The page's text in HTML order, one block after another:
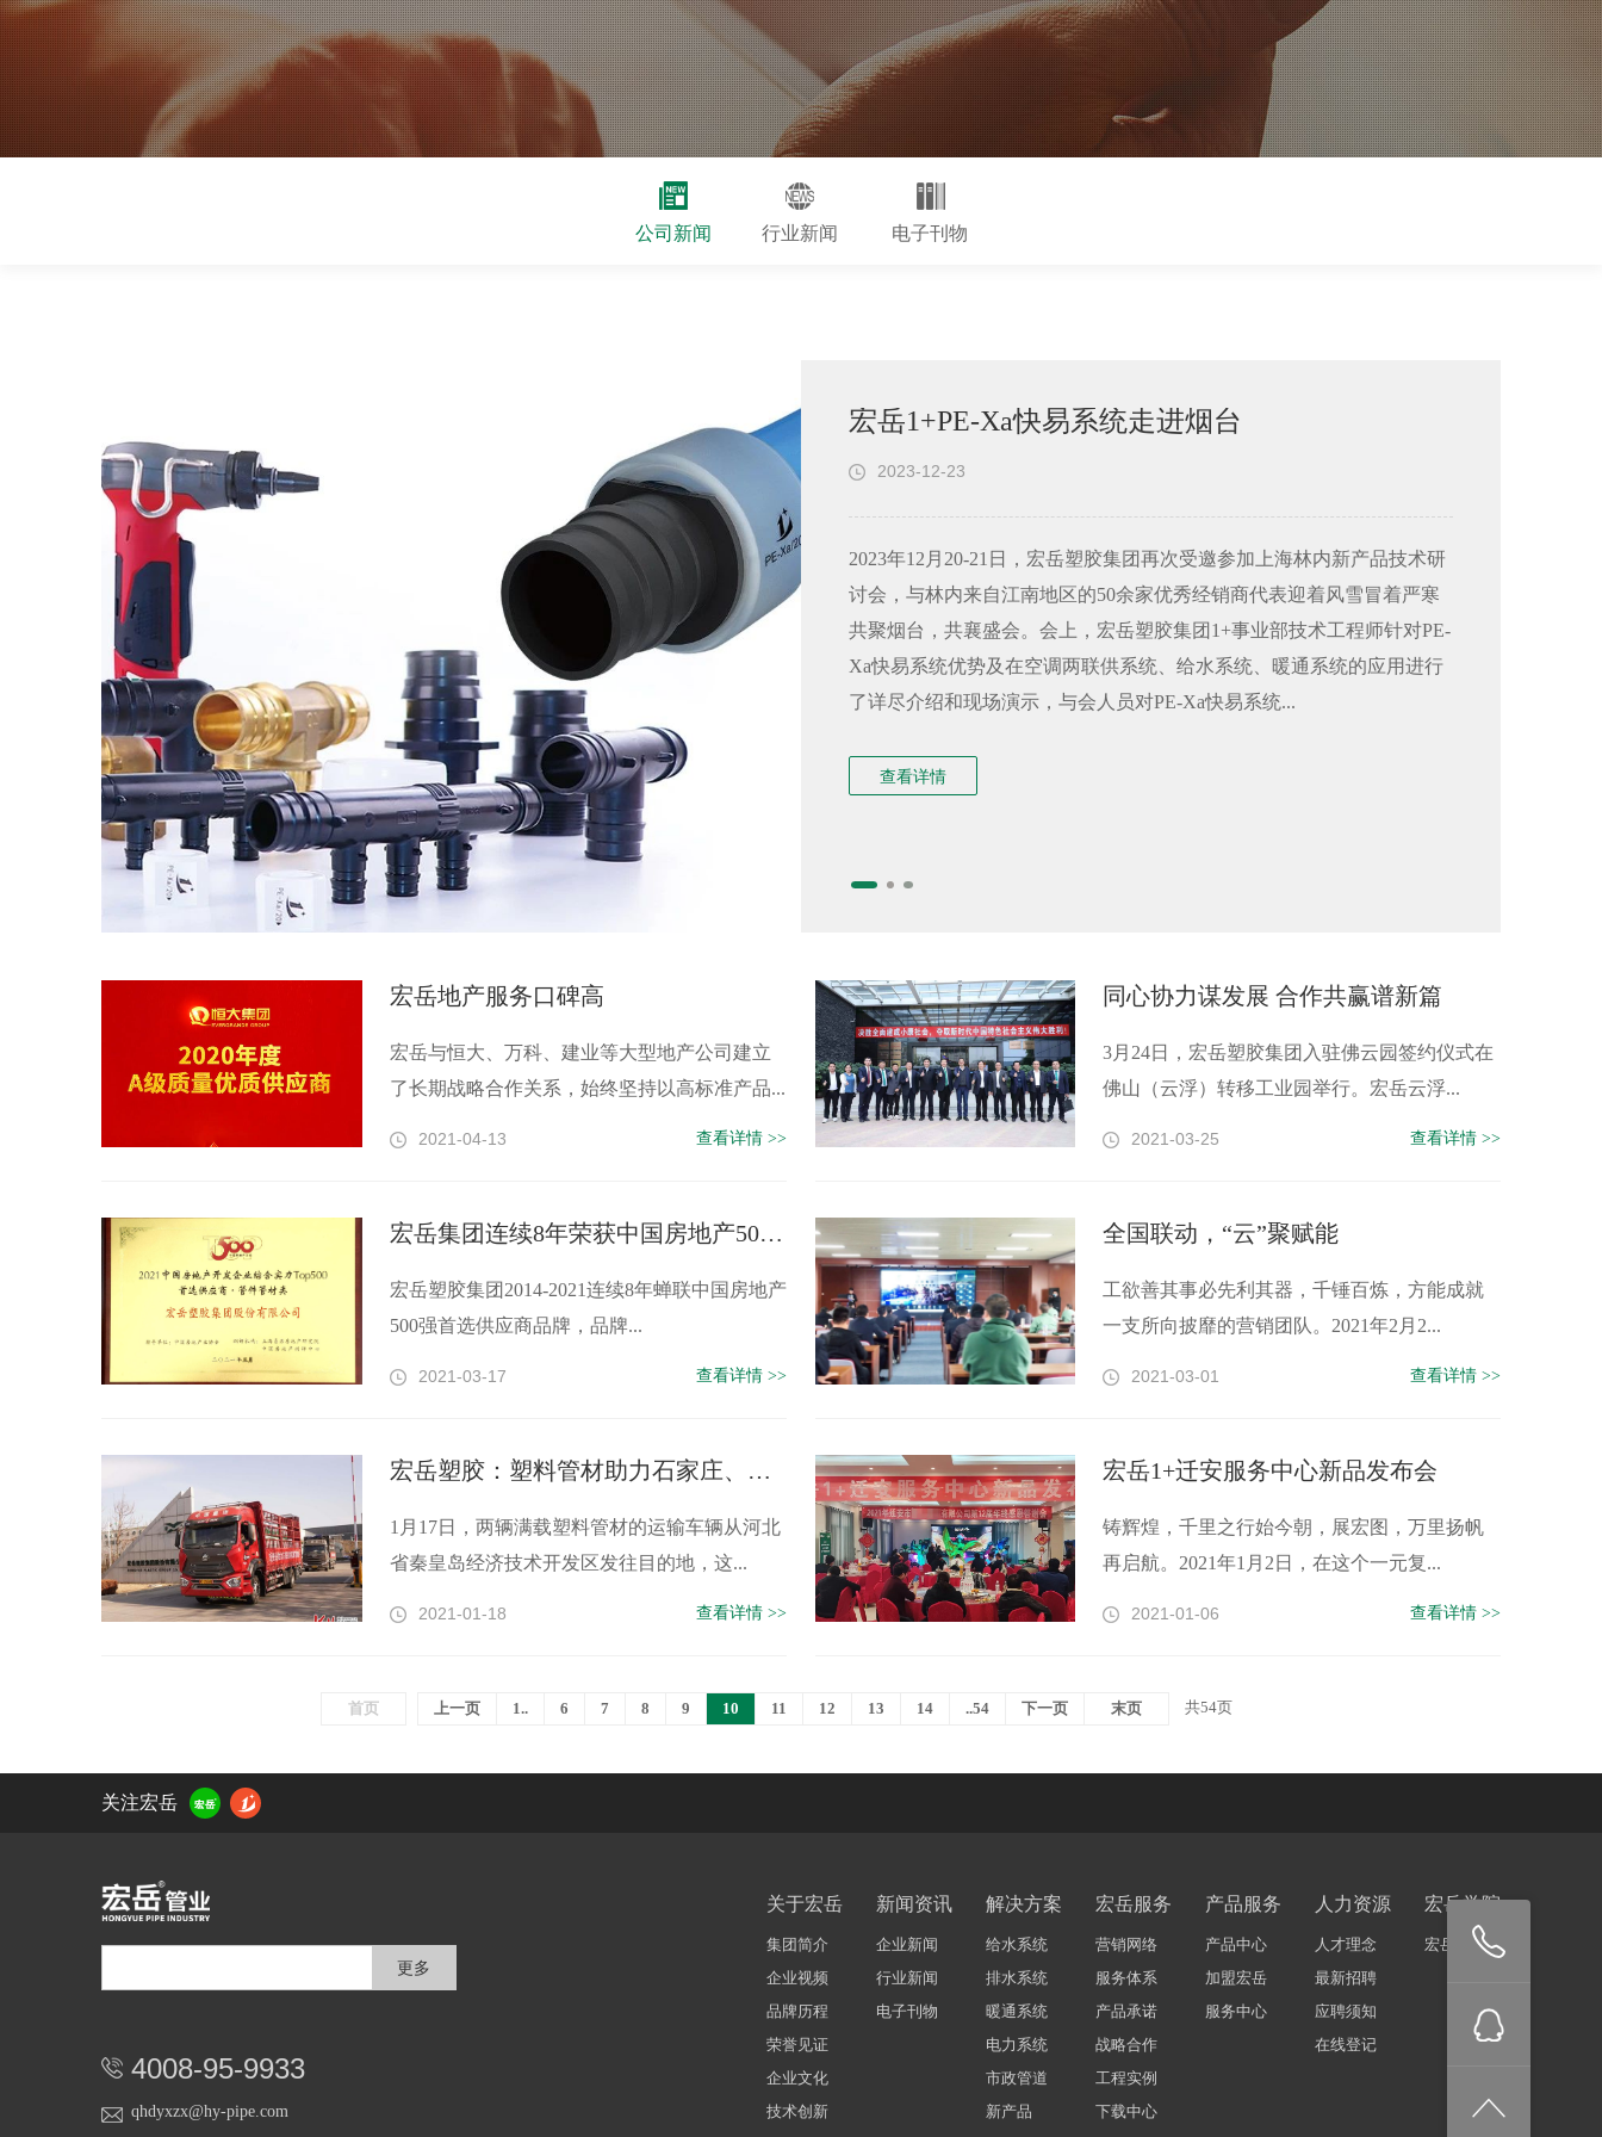
公司新闻 行业新闻 电子刊物
宏岳1+PE-Xa快易系统走进烟台
2023-12-23
2023年12月20-21日，宏岳塑胶集团再次受邀参加上海林内新产品技术研
讨会，与林内来自江南地区的50余家优秀经销商代表迎着风雪冒着严寒
共聚烟台，共襄盛会。会上，宏岳塑胶集团1+事业部技术工程师针对PE-
Xa快易系统优势及在空调两联供系统、给水系统、暖通系统的应用进行
了详尽介绍和现场演示，与会人员对PE-Xa快易系统...
查看详情
宏岳地产服务口碑高
宏岳与恒大、万科、建业等大型地产公司建立
了长期战略合作关系，始终坚持以高标准产品...
2021-04-13 查看详情 >>
同心协力谋发展 合作共赢谱新篇
3月24日，宏岳塑胶集团入驻佛云园签约仪式在
佛山（云浮）转移工业园举行。宏岳云浮...
2021-03-25 查看详情 >>
宏岳集团连续8年荣获中国房地产500强首选供应商
宏岳塑胶集团2014-2021连续8年蝉联中国房地产
500强首选供应商品牌，品牌...
2021-03-17 查看详情 >>
全国联动，“云”聚赋能
工欲善其事必先利其器，千锤百炼，方能成就
一支所向披靡的营销团队。2021年2月2...
2021-03-01 查看详情 >>
宏岳塑胶：塑料管材助力石家庄、邢台隔离场所建设
1月17日，两辆满载塑料管材的运输车辆从河北
省秦皇岛经济技术开发区发往目的地，这...
2021-01-18 查看详情 >>
宏岳1+迁安服务中心新品发布会
铸辉煌，千里之行始今朝，展宏图，万里扬帆
再启航。2021年1月2日，在这个一元复...
2021-01-06 查看详情 >>
首页 上一页 1.. 6 7 8 9 10 11 12 13 14 ..54 下一页 末页 共54页
关注宏岳
更多
4008-95-9933
qhdyxzx@hy-pipe.com
关于宏岳
集团简介
企业视频
品牌历程
荣誉见证
企业文化
技术创新
新闻资讯
企业新闻
行业新闻
电子刊物
解决方案
给水系统
排水系统
暖通系统
电力系统
市政管道
新产品
宏岳服务
营销网络
服务体系
产品承诺
战略合作
工程实例
下载中心
产品服务
产品中心
加盟宏岳
服务中心
人力资源
人才理念
最新招聘
应聘须知
在线登记
宏岳学院
宏岳学院
QQ